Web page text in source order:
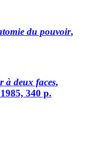
du pouvoir,
à deux faces,
340 p.